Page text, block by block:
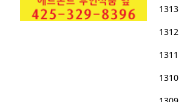
1313
1312
1311
1310